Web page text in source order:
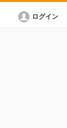
ログイン